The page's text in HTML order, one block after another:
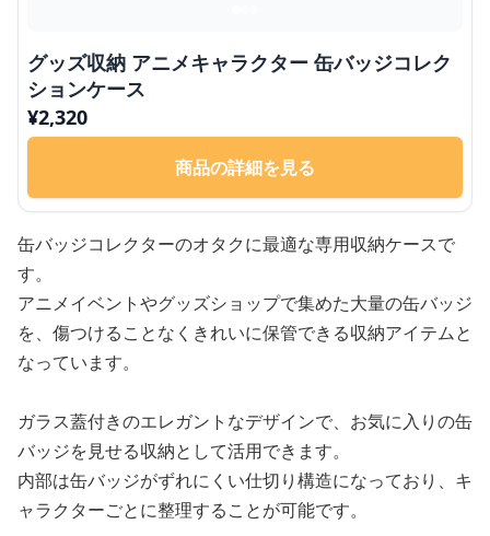
グッズ収納 アニメキャラクター 缶バッジコレク
ションケース
¥2,320
商品の詳細を見る
缶バッジコレクターのオタクに最適な専用収納ケースで
す。
アニメイベントやグッズショップで集めた大量の缶バッジ
を、傷つけることなくきれいに保管できる収納アイテムと
なっています。
ガラス蓋付きのエレガントなデザインで、お気に入りの缶
バッジを見せる収納として活用できます。
内部は缶バッジがずれにくい仕切り構造になっており、キ
ャラクターごとに整理することが可能です。